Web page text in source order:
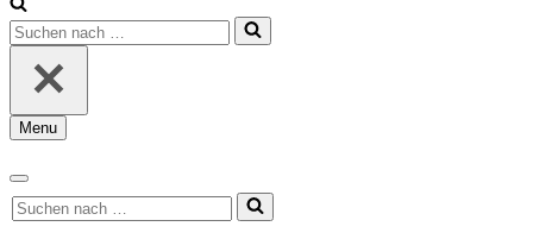
Suchen
nach …
Menu
Navigationsmenü
Navigationsmenü
Suchen
nach …